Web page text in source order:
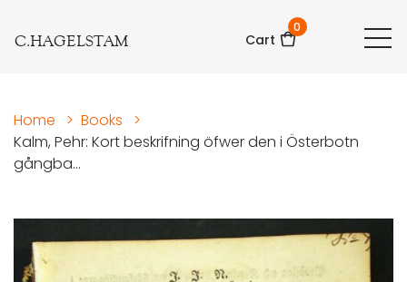
C.HAGELSTAM Cart
0
Home > Books
>
Kalm, Pehr: Kort beskrifning öfwer den i Österbotn
gångba...